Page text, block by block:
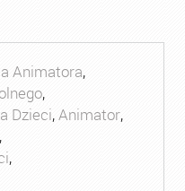
Animatora,
,
Dzieci,Animator,
,